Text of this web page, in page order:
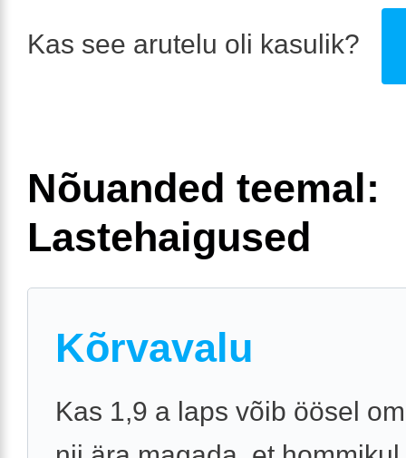
Kas see arutelu oli kasulik?
Nõuanded teemal:
Lastehaigused
Kõrvavalu
Kas 1,9 a laps võib öösel